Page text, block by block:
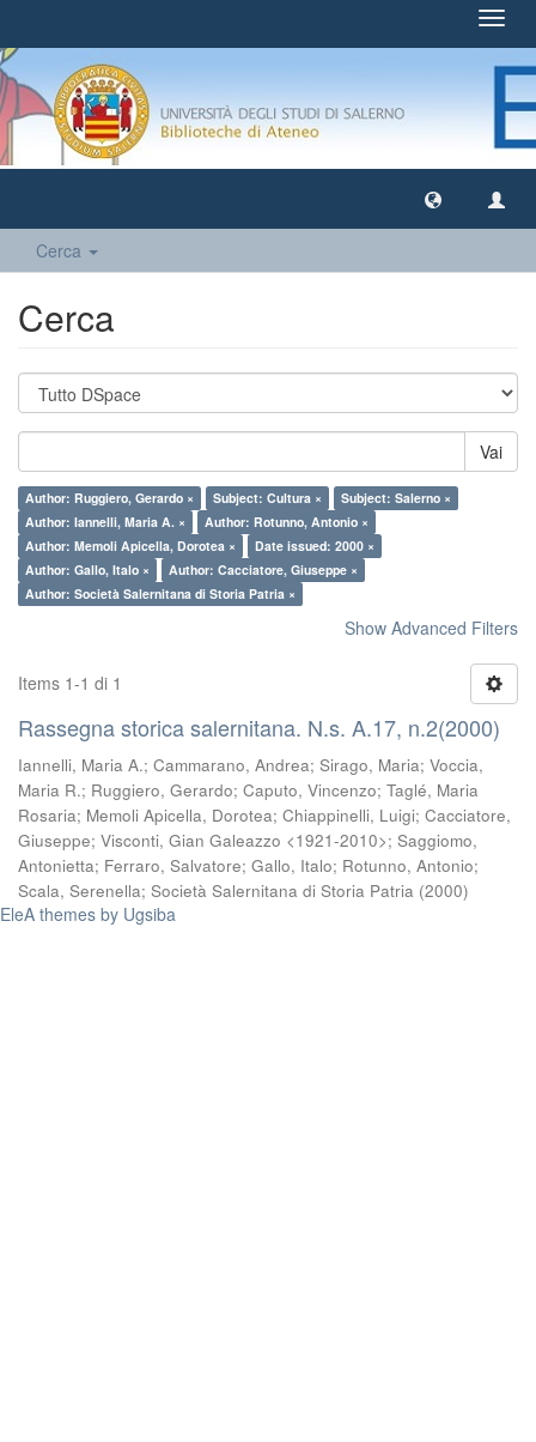
Cerca
Cerca
Vai
Author: Ruggiero, Gerardo × Subject: Cultura ×
Subject: Salerno ×
Author: Iannelli, Maria A. ×
Author: Rotunno, Antonio ×
Author: Memoli Apicella, Dorotea ×
Date issued: 2000 ×
Author: Gallo, Italo ×
Author: Cacciatore, Giuseppe ×
Author: Società Salernitana di Storia Patria ×
Show Advanced Filters
Items 1-1 di 1
Rassegna storica salernitana. N.s. A.17, n.2(2000)
Iannelli, Maria A.; Cammarano, Andrea; Sirago, Maria; Voccia,
Maria R.; Ruggiero, Gerardo; Caputo, Vincenzo; Taglé, Maria
Rosaria; Memoli Apicella, Dorotea; Chiappinelli, Luigi; Cacciatore,
Giuseppe; Visconti, Gian Galeazzo <1921-2010>; Saggiomo,
Antonietta; Ferraro, Salvatore; Gallo, Italo; Rotunno, Antonio;
Scala, Serenella; Società Salernitana di Storia Patria (2000)
EleA themes by Ugsiba